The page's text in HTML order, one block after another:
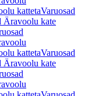
kattetaVaruosad
Äravoolu kate
kattetaVaruosad
Äravoolu kate